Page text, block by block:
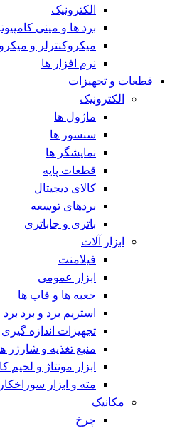
الکترونیک
برد ها و مینی
میکروکنترلر و
نرم افزار ها
قطعات و تجهیزات
الکترونیک
ماژول ها
سنسور ها
نمایشگر ها
قطعات پایه
کالای دیجیتال
بردهای توسعه
باتری و جاباتری
ابزار آلات
فیلامنت
ابزار عمومی
جعبه ها و قاب ها
استریم برد و برد برد
تجهیزات اندازه گیری
منبع تغذیه و شارژر
ابزار مونتاژ و لحیم
مته و ابزار
مکانیک
چرخ